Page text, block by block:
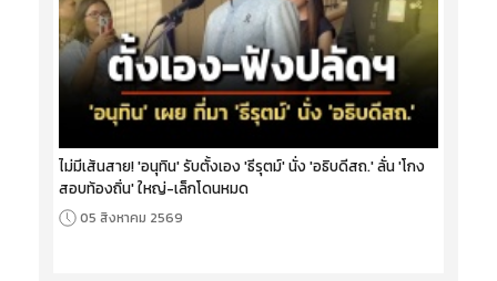
ไม่มีเส้นสาย! 'อนุทิน' รับตั้งเอง 'ธีรุตม์' นั่ง 'อธิบดีสถ.' ลั่น 'โกง
สอบท้องถิ่น' ใหญ่-เล็กโดนหมด
05 สิงหาคม 2569